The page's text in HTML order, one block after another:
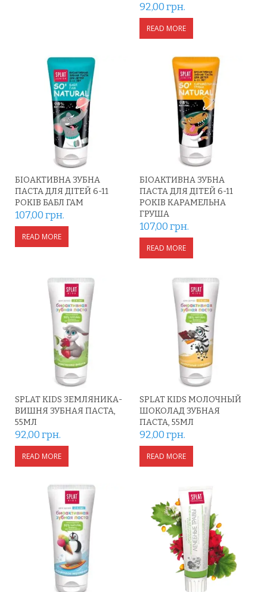
92,00грн.
READ MORE
БІОАКТИВНА ЗУБНА
ПАСТА ДЛЯ ДІТЕЙ 6-11
РОКІВ БАБЛ ГАМ
107,00грн.
READ MORE
БІОАКТИВНА ЗУБНА
ПАСТА ДЛЯ ДІТЕЙ 6-11
РОКІВ КАРАМЕЛЬНА
ГРУША
107,00грн.
READ MORE
SPLAT KIDS ЗЕМЛЯНИКА-
ВИШНЯ ЗУБНАЯ ПАСТА,
55МЛ
92,00грн.
READ MORE
SPLAT KIDS МОЛОЧНЫЙ
ШОКОЛАД ЗУБНАЯ
ПАСТА, 55МЛ
92,00грн.
READ MORE